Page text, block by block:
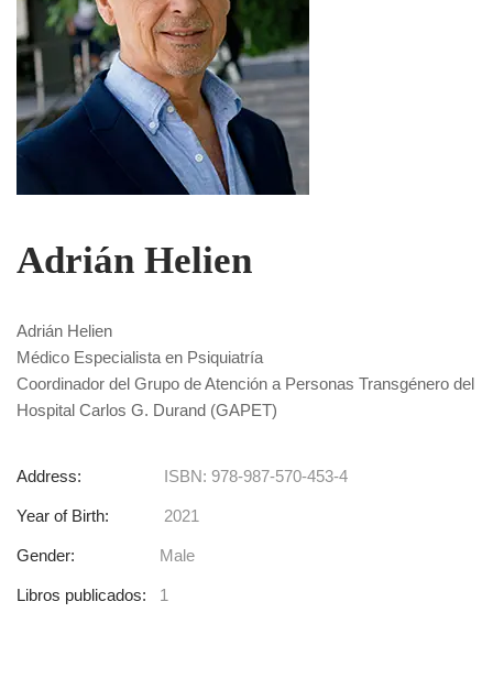
Adrián Helien
Adrián Helien
Médico Especialista en Psiquiatría
Coordinador del Grupo de Atención a Personas Transgénero del
Hospital Carlos G. Durand (GAPET)
Address: ISBN: 978-987-570-453-4
Year of Birth: 2021
Gender: Male
Libros publicados: 1